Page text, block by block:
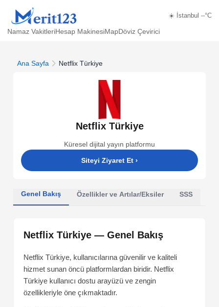
☀️ İstanbul --°C
Namaz VakitleriHesap MakinesiMapDöviz Çevirici
Ana Sayfa Netflix Türkiye
Netflix Türkiye
Küresel dijital yayın platformu
Siteyi Ziyaret Et ›
Genel Bakış Özellikler ve Artılar/Eksiler SSS
Netflix Türkiye — Genel Bakış
Netflix Türkiye, kullanıcılarına güvenilir ve kaliteli
hizmet sunan öncü platformlardan biridir. Netflix
Türkiye kullanıcı dostu arayüzü ve zengin
özellikleriyle öne çıkmaktadır.